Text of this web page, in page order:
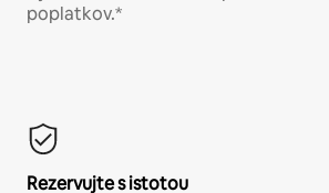
poplatkov.*
Rezervujte s istotou